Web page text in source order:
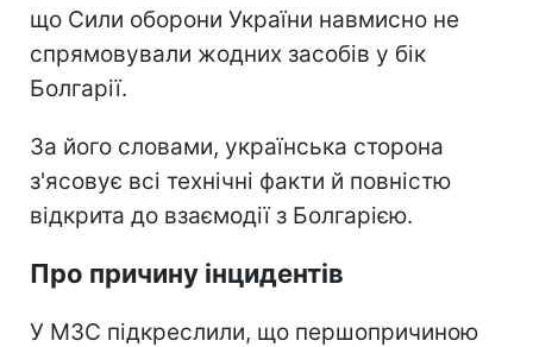
що Сили оборони України навмисно не
спрямовували жодних засобів у бік
Болгарії.
За його словами, українська сторона
з'ясовує всі технічні факти й повністю
відкрита до взаємодії з Болгарією.
Про причину інцидентів
У МЗС підкреслили, що першопричиною